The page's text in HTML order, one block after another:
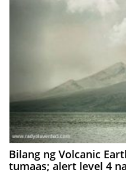
Bilang ng Volcanic
tumaas; alert level 4